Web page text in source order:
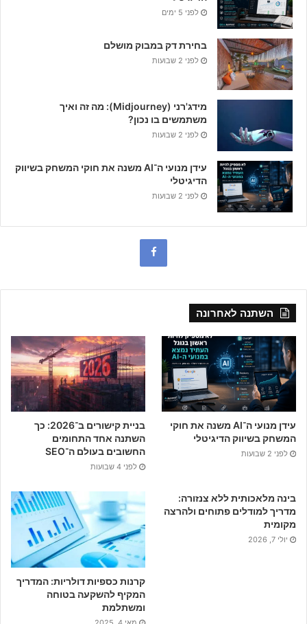
לפני 5 ימים
בחירת דק במבוק מושלם
לפני 2 שבועות
מידג'רני (Midjourney): מה זה ואיך
משתמשים בו נכון?
לפני 2 שבועות
עידן מנועי ה־AI משנה את חוקי המשחק בשיווק
הדיגיטלי
לפני 2 שבועות
b
o
o
k
השתנה לאחרונה
עידן מנועי ה־AI משנה את חוקי
המשחק בשיווק הדיגיטלי
לפני 2 שבועות
בניית קישורים ב־2026: כך
השתנה אחד התחומים
החשובים בעולם ה־SEO
לפני 4 שבועות
בינה מלאכותית ללא צנזורה:
מדריך למודלים פתוחים ולהרצה
מקומית
יולי 7, 2026
קרנות כספיות דולריות: המדריך
המקיף להשקעה בטוחה
ומשתלמת